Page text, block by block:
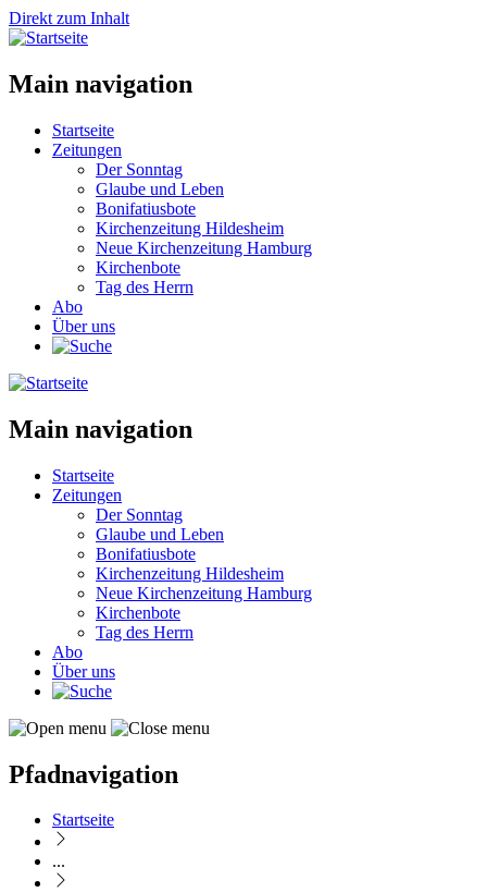
Direkt zum Inhalt
Main navigation
Startseite
Zeitungen
Der Sonntag
Glaube und Leben
Bonifatiusbote
Kirchenzeitung Hildesheim
Neue Kirchenzeitung Hamburg
Kirchenbote
Tag des Herrn
Abo
Über uns
Main navigation
Startseite
Zeitungen
Der Sonntag
Glaube und Leben
Bonifatiusbote
Kirchenzeitung Hildesheim
Neue Kirchenzeitung Hamburg
Kirchenbote
Tag des Herrn
Abo
Über uns
Pfadnavigation
Startseite
...